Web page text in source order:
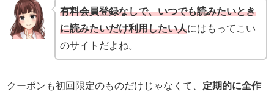
有料会員登録なしで、いつでも読みたいとき
に読みたいだけ利用したい人にはもってこい
のサイトだよね。
クーポンも初回限定のものだけじゃなくて、 定期的に全作